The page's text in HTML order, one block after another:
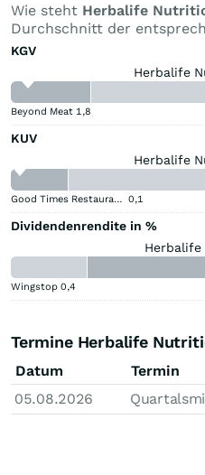
Wie steht Herbalife
Durchschnitt der
KGV
Herbalife
Beyond Meat 1,8
KUV
Herbalife
Good Times Restaurants 0,1
Dividendenrendite in %
Wingstop 0,4
Termine Herbalife
Datum
Termin
05.08.2026